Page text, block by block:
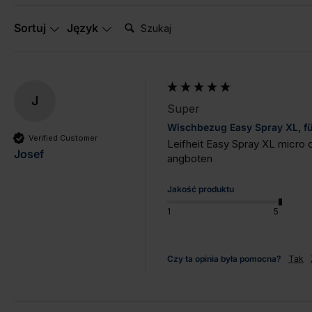
Sortuj Język Szukaj:
J
Verified Customer
Josef
Super
Wischbezug Easy Spray XL,
Leifheit Easy Spray XL micro
angboten
Jakość produktu
1 5
Czy ta opinia była pomocna? Tak